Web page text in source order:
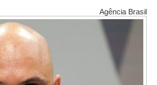
Agência Brasil